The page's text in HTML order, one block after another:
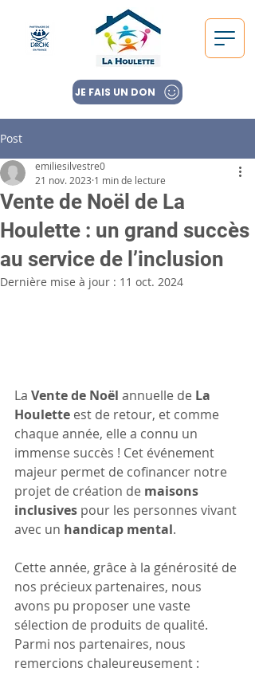
JE FAIS UN DON
Post
Vente de Noël de La
Houlette : un grand succès
au service de l’inclusion
emiliesilvestre0
21 nov. 2023 1 min de lecture
Dernière mise à jour : 11 oct. 2024
La Vente de Noël annuelle de La
Houlette est de retour, et comme
chaque année, elle a connu un
immense succès ! Cet événement
majeur permet de cofinancer notre
projet de création de maisons
inclusives pour les personnes vivant
avec un handicap mental.
Cette année, grâce à la générosité de
nos précieux partenaires, nous
avons pu proposer une vaste
sélection de produits de qualité.
Parmi nos partenaires, nous
remercions chaleureusement :